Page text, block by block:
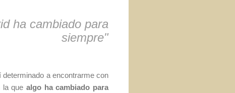
ha cambiado para
siempre"
a encontrarme con
la que algo ha cambiado para